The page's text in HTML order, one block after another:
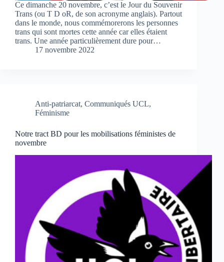
Ce dimanche 20 novembre, c’est le Jour du Souvenir
Trans (ou T D oR, de son acronyme anglais). Partout
dans le monde, nous commémorerons les personnes
trans qui sont mortes cette année car elles étaient
trans. Une année particulièrement dure pour…
17 novembre 2022
Anti-patriarcat, Communiqués UCL,
Féminisme
Notre tract BD pour les mobilisations féministes de
novembre